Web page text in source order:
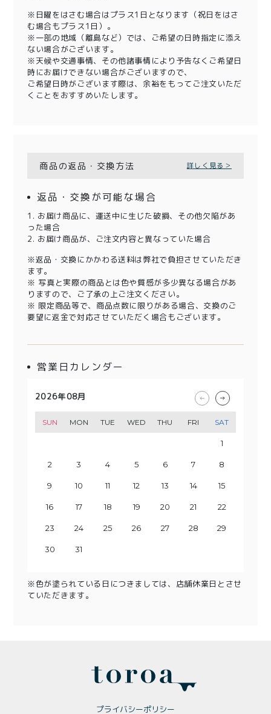
※日曜をはさむ場合はプラス1日となります（祝日をはさ
む場合もプラス1日）。
※一部の地域（離島など）では、ご希望の日時指定に添え
ない場合がございます。
※天候や交通事情、その他諸事情により予告なくご希望日
時にお届けできない場合がございますので、
ご希望日時がございます際は、余裕をもってご注文いただ
くことをおすすめいたします。
商品の返品・交換方法 詳しく見る＞
返品・交換が可能な場合
1. お届け商品に、運送中に生じた破損、その他欠陥があ
った場合
2. お届け商品が、ご注文内容と異なっていた場合
※返品・交換にかかわる送料は弊社で負担させていただき
ます。
※ 写真と実際の商品とは色や質感が多少異なる場合があ
りますので、ご了承の上ご注文ください。
※ 限定商品等で、商品点数に限りがある場合、交換のご
要望に返金で対応させていただく場合もございます。
営業日カレンダー
2026年08月
SUN MON TUE WED THU FRI SAT
1
2 3 4 5 6 7 8
9 10 11 12 13 14 15
16 17 18 19 20 21 22
23 24 25 26 27 28 29
30 31
2026年09月
SUN MON TUE WED THU FRI SAT
5
6 7 8 9 10 11 12
13 14 15 16 17 18 19
20 21 22 23 24 25 26
27 28 29 30
2026年10月
SUN MON TUE WED THU FRI SAT
3
4 5 6 7 8 9 10
11 12 13 14 15 16 17
18 19 20 21 22 23 24
25 26 27 28 29 30 31
2026年11月
SUN MON TUE WED THU FRI SAT
7
8 9 10 11 12 13 14
15 16 17 18 19 20 21
22 23 24 25 26 27 28
29 30
※色が塗られている日につきましては、店舗休業日とさせ
ていただきます。
プライバシーポリシー